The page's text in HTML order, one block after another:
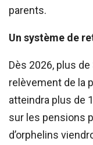
parents.
Un système de
Dès 2026, plus
relèvement de la
atteindra plus de
sur les pensions
d’orphelins